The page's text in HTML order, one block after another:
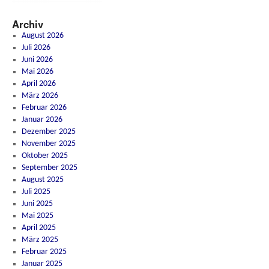
Archiv
August 2026
Juli 2026
Juni 2026
Mai 2026
April 2026
März 2026
Februar 2026
Januar 2026
Dezember 2025
November 2025
Oktober 2025
September 2025
August 2025
Juli 2025
Juni 2025
Mai 2025
April 2025
März 2025
Februar 2025
Januar 2025